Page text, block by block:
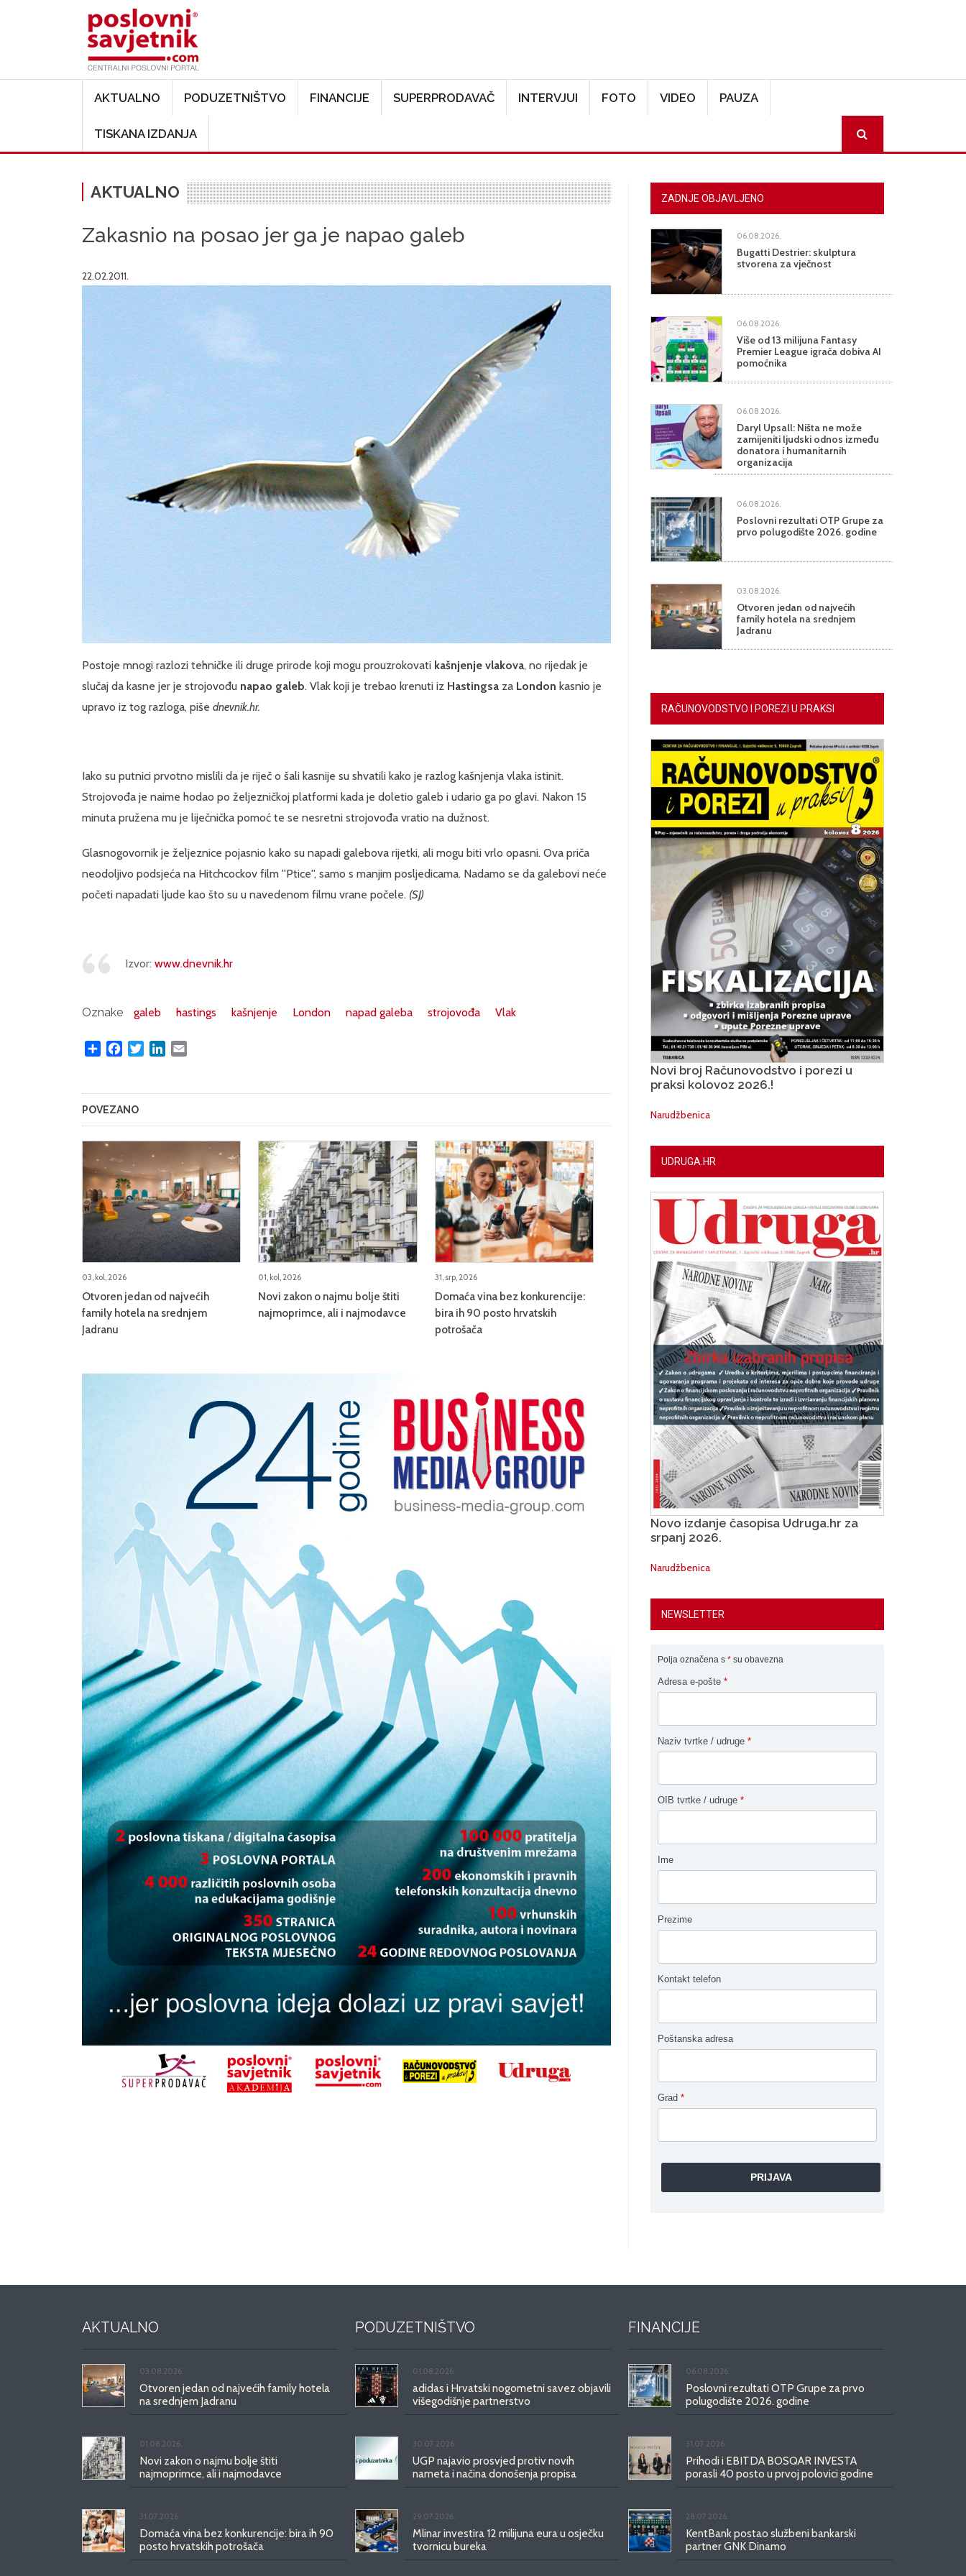
AKTUALNO PODUZETNIŠTVO FINANCIJE SUPERPRODAVAČ INTERVJUI FOTO VIDEO PAUZA
TISKANA IZDANJA
AKTUALNO
Zakasnio na posao jer ga je napao galeb
22.02.2011.
Postoje mnogi razlozi tehničke ili druge prirode koji mogu prouzrokovati kašnjenje vlakova, no rijedak je
slučaj da kasne jer je strojovođu napao galeb. Vlak koji je trebao krenuti iz Hastingsa za London kasnio je
upravo iz tog razloga, piše dnevnik.hr.
Iako su putnici prvotno mislili da je riječ o šali kasnije su shvatili kako je razlog kašnjenja vlaka istinit.
Strojovođa je naime hodao po željezničkoj platformi kada je doletio galeb i udario ga po glavi. Nakon 15
minuta pružena mu je liječnička pomoć te se nesretni strojovođa vratio na dužnost.
Glasnogovornik je željeznice pojasnio kako su napadi galebova rijetki, ali mogu biti vrlo opasni. Ova priča
neodoljivo podsjeća na Hitchcockov film ''Ptice'', samo s manjim posljedicama. Nadamo se da galebovi neće
početi napadati ljude kao što su u navedenom filmu vrane počele. (SJ)
Izvor: www.dnevnik.hr
Oznake galeb hastings kašnjenje London napad galeba strojovođa Vlak
Share FacebookTwitterLinkedIn
POVEZANO
03, kol, 2026
Otvoren jedan od najvećih
family hotela na srednjem
Jadranu
01, kol, 2026
Novi zakon o najmu bolje štiti
najmoprimce, ali i najmodavce
31, srp, 2026
Domaća vina bez konkurencije:
bira ih 90 posto hrvatskih
potrošača
ZADNJE OBJAVLJENO
06.08.2026.
Bugatti Destrier: skulptura
stvorena za vječnost
06.08.2026.
Više od 13 milijuna Fantasy
Premier League igrača dobiva AI
pomoćnika
06.08.2026.
Daryl Upsall: Ništa ne može
zamijeniti ljudski odnos između
donatora i humanitarnih
organizacija
06.08.2026.
Poslovni rezultati OTP Grupe za
prvo polugodište 2026. godine
03.08.2026.
Otvoren jedan od najvećih
family hotela na srednjem
Jadranu
RAČUNOVODSTVO I POREZI U PRAKSI
Novi broj Računovodstvo i porezi u
praksi kolovoz 2026.!
Narudžbenica
UDRUGA.HR
Novo izdanje časopisa Udruga.hr za
srpanj 2026.
Narudžbenica
NEWSLETTER
Polja označena s * su obavezna
Adresa e-pošte *
Naziv tvrtke / udruge *
OIB tvrtke / udruge *
Ime
Prezime
Kontakt telefon
Poštanska adresa
Grad *
AKTUALNO
03.08.2026.
Otvoren jedan od najvećih family hotela
na srednjem Jadranu
01.08.2026.
Novi zakon o najmu bolje štiti
najmoprimce, ali i najmodavce
31.07.2026.
Domaća vina bez konkurencije: bira ih 90
posto hrvatskih potrošača
PODUZETNIŠTVO
01.08.2026.
adidas i Hrvatski nogometni savez objavili
višegodišnje partnerstvo
30.07.2026.
UGP najavio prosvjed protiv novih
nameta i načina donošenja propisa
29.07.2026.
Mlinar investira 12 milijuna eura u osječku
tvornicu bureka
FINANCIJE
06.08.2026.
Poslovni rezultati OTP Grupe za prvo
polugodište 2026. godine
31.07.2026.
Prihodi i EBITDA BOSQAR INVESTA
porasli 40 posto u prvoj polovici godine
28.07.2026.
KentBank postao službeni bankarski
partner GNK Dinamo